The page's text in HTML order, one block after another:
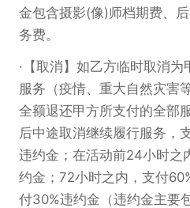
金包含摄影(像)师档期费、
务费。
【取消】如乙方临时取消
服务（疫情、重大自然灾害
全额退还甲方所支付的全部
后中途取消继续履行服务，
违约金；在活动前24小时之
约金；72小时之内，支付
付30%违约金（违约金主要